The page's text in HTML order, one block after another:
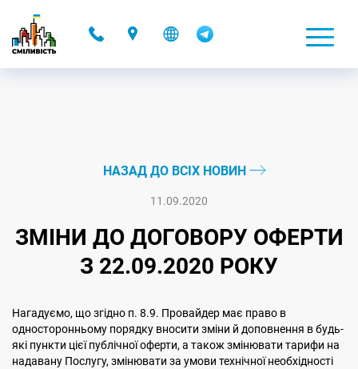
НАЗАД ДО ВСІХ НОВИН
11.09.2020
ЗМІНИ ДО ДОГОВОРУ ОФЕРТИ
З 22.09.2020 РОКУ
Нагадуємо, що згідно п. 8.9. Провайдер має право в
односторонньому порядку вносити зміни й доповнення в будь-
які пункти цієї публічної оферти, а також змінювати тарифи на
надавану Послугу, змінювати за умови технічної необхідності